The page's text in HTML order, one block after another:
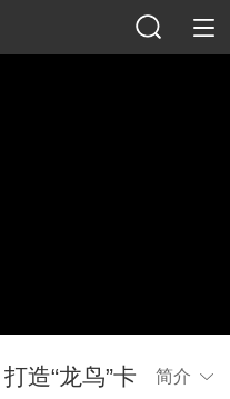
造“龙鸟”卡
简介